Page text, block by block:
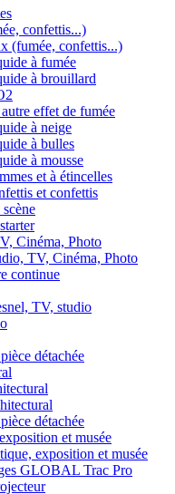
confettis...)
(fumée, confettis...)
à fumée
à brouillard
effet de fumée
à neige
à bulles
à mousse
et à étincelles
et confettis
Cinéma, Photo
TV, Cinéma, Photo
continue
TV, studio
détachée
détachée
et musée
exposition et musée
GLOBAL Trac Pro